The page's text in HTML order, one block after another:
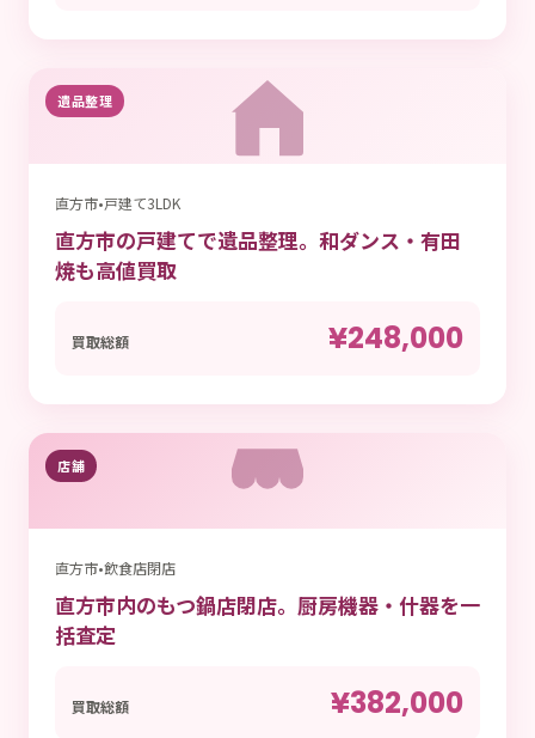
遺品整理
直方市•戸建て3LDK
直方市の戸建てで遺品整理。和ダンス・有田
焼も高値買取
買取総額 ¥248,000
店舗
直方市•飲食店閉店
直方市内のもつ鍋店閉店。厨房機器・什器を一
括査定
買取総額 ¥382,000